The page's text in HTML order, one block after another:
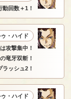
動回数＋1！
・ハイド
攻撃集中！
竜牙双斬！
ラッシュ2！
・ハイド